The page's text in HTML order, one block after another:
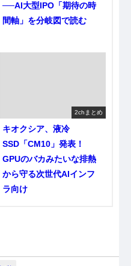
──AI大型IPO「期待の時
間軸」を分岐図で読む
2chまとめ
キオクシア、液冷
SSD「CM10」発表！
GPUのバカみたいな排熱
から守る次世代AIインフ
ラ向け